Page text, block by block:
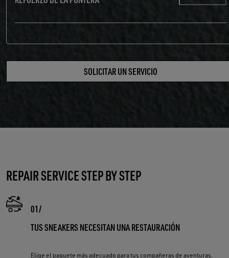
SOLICITAR UN SERVICIO
REPAIR SERVICE STEP BY STEP
TUS SNEAKERS NECESITAN UNA RESTAURACIÓN
Elige el paquete más adecuado para tus compañeras de aventuras.